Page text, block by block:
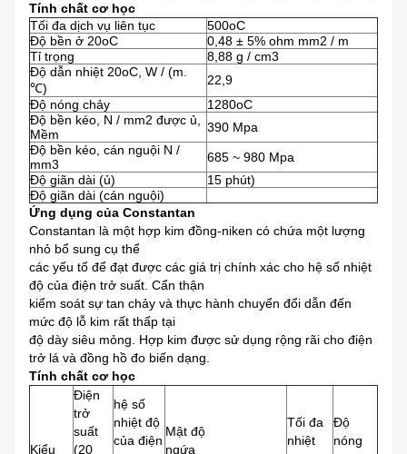
Tính chất cơ học
Tối đa dịch vụ liên tục
500oC
Độ bền ở 20oC
0,48 ± 5% ohm mm2 / m
Tỉ trọng
8,88 g / cm3
Độ dẫn nhiệt 20oC, W / (m.
℃)
22,9
Độ nóng chảy
1280oC
Độ bền kéo, N / mm2 được ủ,
Mềm
390 Mpa
Độ bền kéo, cán nguội N /
mm3
685 ~ 980 Mpa
Độ giãn dài (ủ)
15 phút)
Độ giãn dài (cán nguội)
Ứng dụng của Constantan
Constantan là một hợp kim đồng-niken có chứa một lượng
nhỏ bổ sung cụ thể
các yếu tố để đạt được các giá trị chính xác cho hệ số nhiệt
độ của điện trở suất. Cẩn thận
kiểm soát sự tan chảy và thực hành chuyển đổi dẫn đến
mức độ lỗ kim rất thấp tại
độ dày siêu mỏng. Hợp kim được sử dụng rộng rãi cho điện
trở lá và đồng hồ đo biến dạng.
Tính chất cơ học
Kiểu
Điện
trở
suất
(20
hệ số
nhiệt độ
của điện
Mật độ
ngứa
Tối đa
nhiệt
Độ
nóng